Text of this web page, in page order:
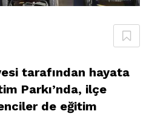
tarafından hayata
Parkı’nda, ilçe
de eğitim